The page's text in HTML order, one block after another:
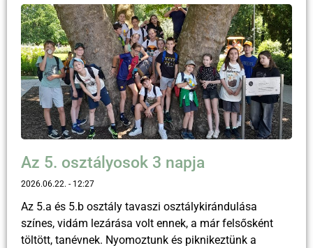
Az 5. osztályosok 3 napja
2026.06.22. 12:27
Az 5.a és 5.b osztály tavaszi osztálykirándulása
színes, vidám lezárása volt ennek, a már felsősként
töltött, tanévnek. Nyomoztunk és piknikeztünk a